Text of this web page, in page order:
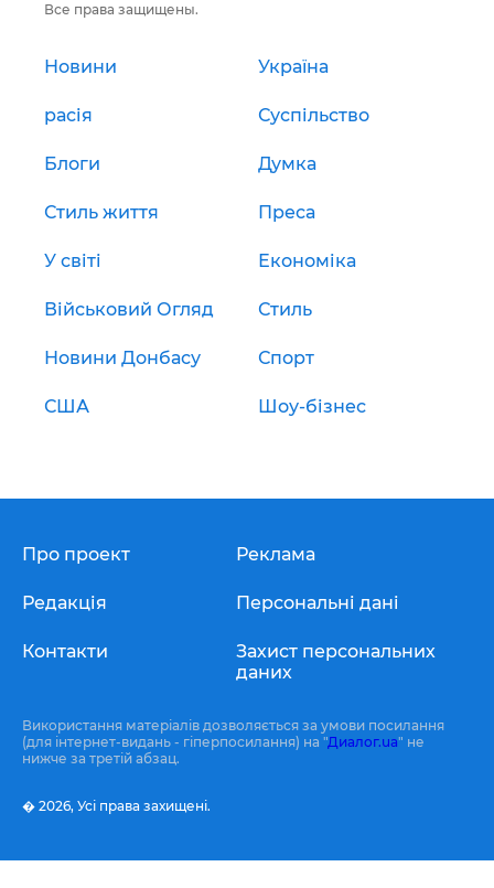
Все права защищены.
Новини Україна
расія Суспільство
Блоги Думка
Стиль життя Преса
У світі Економіка
Військовий Огляд Стиль
Новини Донбасу Спорт
США Шоу-бізнес
Про проект
Редакція
Контакти
Реклама
Персональні дані
Захист персональних
даних
Використання матеріалів дозволяється за умови посилання
(для інтернет-видань - гіперпосилання) на "Диалог.ua" не
нижче за третій абзац.
� 2026, Усі права захищені.